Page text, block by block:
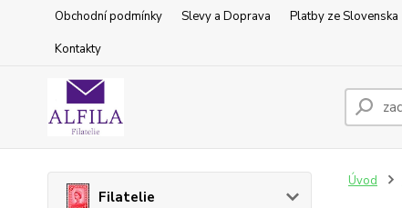
Obchodní podmínky Slevy a Doprava Platby ze Slovenska
Kontakty
Filatelie
Úvod